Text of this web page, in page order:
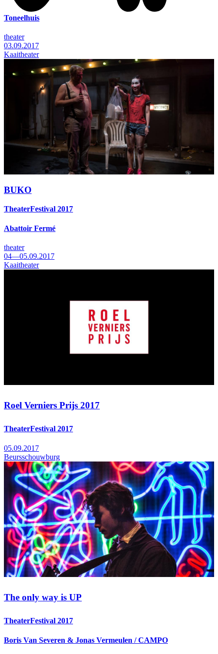
Toneelhuis
theater
03.09.2017
Kaaitheater
BUKO
TheaterFestival 2017
Abattoir Fermé
theater
04—05.09.2017
Kaaitheater
Roel Verniers Prijs 2017
TheaterFestival 2017
05.09.2017
Beursschouwburg
The only way is UP
TheaterFestival 2017
Boris Van Severen & Jonas Vermeulen / CAMPO